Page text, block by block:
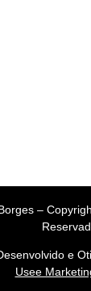
–
e
Usee